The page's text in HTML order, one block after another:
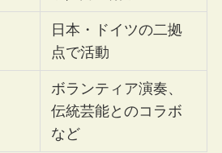
日本・ドイツの二拠
点で活動
ボランティア演奏、
伝統芸能とのコラボ
など